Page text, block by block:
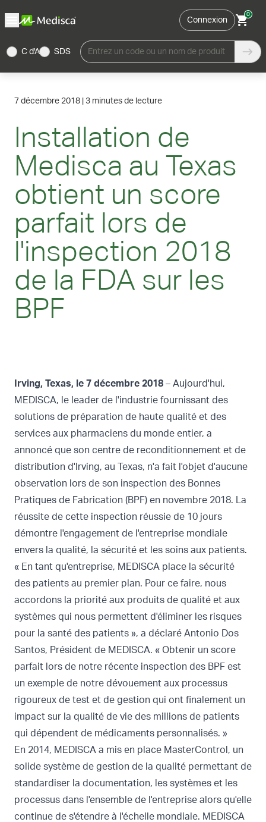
Connexion
0
C d'A SDS Entrez un code ou un nom de produit
7 décembre 2018 3 minutes de lecture
Installation de
Medisca au Texas
obtient un score
parfait lors de
l'inspection 2018
de la FDA sur les
BPF
Irving, Texas, le 7 décembre 2018 – Aujourd'hui,
MEDISCA, le leader de l'industrie fournissant des
solutions de préparation de haute qualité et des
services aux pharmaciens du monde entier, a
annoncé que son centre de reconditionnement et de
distribution d'Irving, au Texas, n'a fait l'objet d'aucune
observation lors de son inspection des Bonnes
Pratiques de Fabrication (BPF) en novembre 2018. La
réussite de cette inspection réussie de 10 jours
démontre l'engagement de l'entreprise mondiale
envers la qualité, la sécurité et les soins aux patients.
« En tant qu'entreprise, MEDISCA place la sécurité
des patients au premier plan. Pour ce faire, nous
accordons la priorité aux produits de qualité et aux
systèmes qui nous permettent d'éliminer les risques
pour la santé des patients », a déclaré Antonio Dos
Santos, Président de MEDISCA. « Obtenir un score
parfait lors de notre récente inspection des BPF est
un exemple de notre dévouement aux processus
rigoureux de test et de gestion qui ont finalement un
impact sur la qualité de vie des millions de patients
qui dépendent de médicaments personnalisés. »
En 2014, MEDISCA a mis en place MasterControl, un
solide système de gestion de la qualité permettant de
standardiser la documentation, les systèmes et les
processus dans l'ensemble de l'entreprise alors qu'elle
continue de s'étendre à l'échelle mondiale. MEDISCA